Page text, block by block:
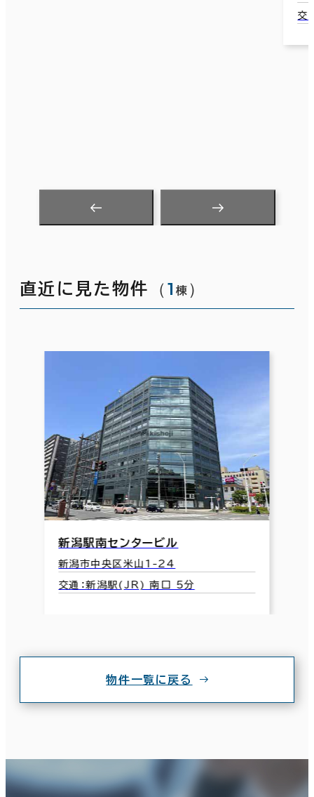
交
直近に見た物件 （1 棟 ）
新潟駅南センタービル
新潟市中央区米山1-24
交通：新潟駅(JR) 南口 5分
物件一覧に戻る